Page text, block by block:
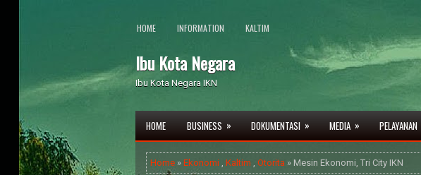
HOME INFORMATION KALTIM
Ibu Kota Negara
Ibu Kota Negara IKN
HOME BUSINESS » DOKUMENTASI » MEDIA » PELAYANAN
Home » Ekonomi , Kaltim , Otorita » Mesin Ekonomi, Tri City IKN